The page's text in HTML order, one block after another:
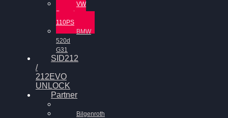
VW
Passat
110PS
BMW
520d
G31
SID212
/
212EVO
UNLOCK
Partner
Bilgenroth